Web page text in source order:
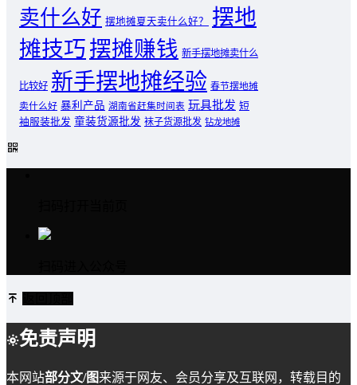
卖什么好 摆地摊夏天卖什么好？
摆地
摊技巧 摆摊赚钱 新手摆地摊卖什么
比较好 新手摆地摊经验 春节摆地摊
卖什么好 暴利产品 湖南省赶集时间表 玩具批发 短
袖服装批发 童装货源批发 袜子货源批发 钻龙地摊
免责声明
本网站部分文/图来源于网友、会员分享及互联网，转载目的